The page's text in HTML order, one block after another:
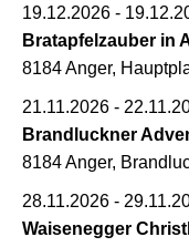
19.12.2026 -
Bratapfelzauber in
8184 Anger,
21.11.2026 -
Brandluckner
8184 Anger,
28.11.2026 -
Waisenegger